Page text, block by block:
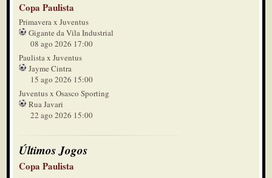
Copa Paulista
Primavera x Juventus
Gigante da Vila Industrial
08 ago 2026 17:00
Paulista x Juventus
Jayme Cintra
15 ago 2026 15:00
Juventus x Osasco Sporting
Rua Javari
22 ago 2026 15:00
Últimos Jogos
Copa Paulista